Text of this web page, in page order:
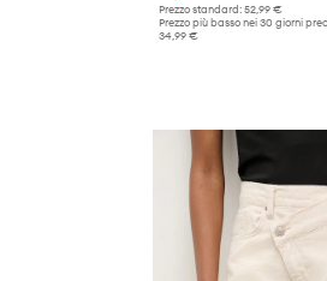
Prezzo standard: 52,99 €
Prezzo più basso nei 30 giorni
34,99 €